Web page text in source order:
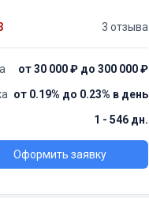
3 отзыва
от 30 000 ₽ до 300 000 ₽
от 0.19% до 0.23% в день
1 - 546 дн.
Оформить заявку